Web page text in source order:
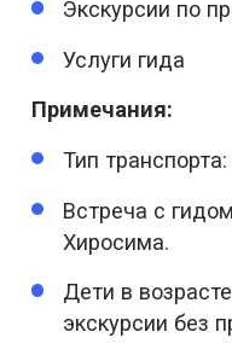
Экскурсии по
Услуги гида
Примечания:
Тип
Встреча с
Хиросима.
Дети в
экскурсии без